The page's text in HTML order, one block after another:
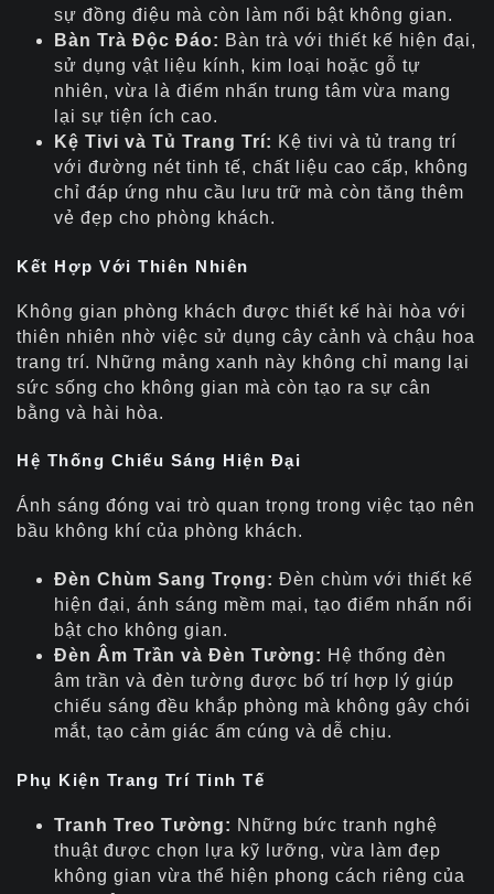
sự đồng điệu mà còn làm nổi bật không gian.
Bàn Trà Độc Đáo: Bàn trà với thiết kế hiện đại,
sử dụng vật liệu kính, kim loại hoặc gỗ tự
nhiên, vừa là điểm nhấn trung tâm vừa mang
lại sự tiện ích cao.
Kệ Tivi và Tủ Trang Trí: Kệ tivi và tủ trang trí
với đường nét tinh tế, chất liệu cao cấp, không
chỉ đáp ứng nhu cầu lưu trữ mà còn tăng thêm
vẻ đẹp cho phòng khách.
Kết Hợp Với Thiên Nhiên
Không gian phòng khách được thiết kế hài hòa với
thiên nhiên nhờ việc sử dụng cây cảnh và chậu hoa
trang trí. Những mảng xanh này không chỉ mang lại
sức sống cho không gian mà còn tạo ra sự cân
bằng và hài hòa.
Hệ Thống Chiếu Sáng Hiện Đại
Ánh sáng đóng vai trò quan trọng trong việc tạo nên
bầu không khí của phòng khách.
Đèn Chùm Sang Trọng: Đèn chùm với thiết kế
hiện đại, ánh sáng mềm mại, tạo điểm nhấn nổi
bật cho không gian.
Đèn Âm Trần và Đèn Tường: Hệ thống đèn
âm trần và đèn tường được bố trí hợp lý giúp
chiếu sáng đều khắp phòng mà không gây chói
mắt, tạo cảm giác ấm cúng và dễ chịu.
Phụ Kiện Trang Trí Tinh Tế
Tranh Treo Tường: Những bức tranh nghệ
thuật được chọn lựa kỹ lưỡng, vừa làm đẹp
không gian vừa thể hiện phong cách riêng của